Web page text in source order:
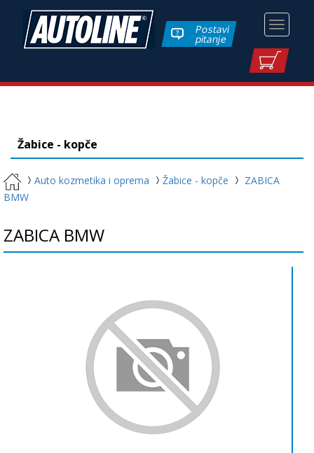
Toggle
Postavi
pitanje
Žabice - kopče
Auto kozmetika i oprema Žabice - kopče
ZABICA
BMW
ZABICA BMW